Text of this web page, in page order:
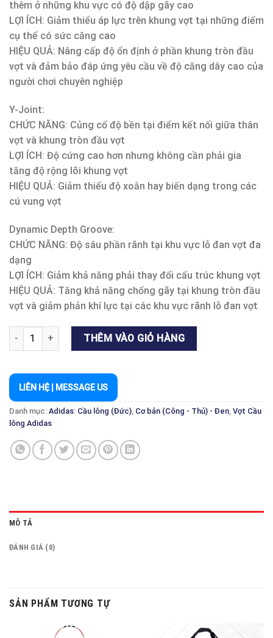
thêm ở những khu vực có độ dập gãy cao
LỢI ÍCH: Giảm thiểu áp lực trên khung vợt tại những điểm
cụ thể có sức căng cao
HIỆU QUẢ: Nâng cấp độ ổn định ở phần khung tròn đầu
vợt và đảm bảo đáp ứng yêu cầu về độ căng dây cao của
người chơi chuyên nghiệp
Y-Joint:
CHỨC NĂNG: Củng cố độ bền tại điểm kết nối giữa thân
vợt và khung tròn đầu vợt
LỢI ÍCH: Độ cứng cao hơn nhưng không cần phải gia
tăng độ rộng lõi khung vợt
HIỆU QUẢ: Giảm thiểu độ xoắn hay biến dạng trong các
cú vung vợt
Dynamic Depth Groove:
CHỨC NĂNG: Độ sâu phần rãnh tại khu vực lỗ đan vợt đa
dạng
LỢI ÍCH: Giảm khả năng phải thay đổi cấu trúc khung vợt
HIỆU QUẢ: Tăng khả năng chống gãy tại khung tròn đầu
vợt và giảm phản khí lực tại các khu vực rãnh lỗ đan vợt
SPIELER E08.2 SMU SIGNAL ĐEN/XANH LÁ - MUA 1 TẶNG 1 số
THÊM VÀO GIỎ HÀNG
LIÊN HỆ | MESSAGE US
Danh mục: Adidas: Cầu lông (Đức) Cơ bản (Công - Thủ) - Đen Vợt Cầu
lông Adidas
MÔ TẢ
ĐÁNH GIÁ (0)
SẢN PHẨM TƯƠNG TỰ